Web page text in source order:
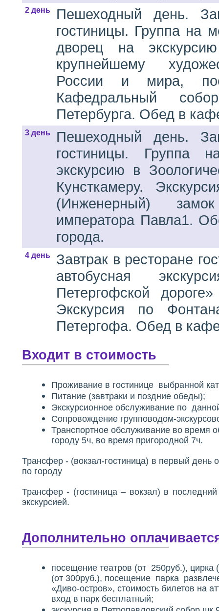
2 день
Пешеходный день.
гостиницы. Группа на
дворец на
крупнейшему
России и мира,
Кафедральный
Петербурга. Обед в
3 день
Пешеходный день.
гостиницы. Группа
экскурсию в
Кунсткамеру.
(Инженерный)
императора Павла1.
города.
4 день
Завтрак в ресторане
автобусная
Петергофской
Экскурсия по
Петергофа. Обед в
Входит в стоимость
Проживание в гостинице выбранной
Питание (завтраки и поздние обеды);
Экскурсионное обслуживание по
Сопровождение групповодом-
Транспортное обслуживание во время
городу 5ч, во время пригородной 7ч.
Трансфер - (вокзал-гостиница) в первый день
по городу
Трансфер - (гостиница – вокзал) в
экскурсией.
Дополнительно
посещение театров (от 250руб.), цирка
(от 300руб.), посещение парка
«Диво-остров», стоимость билетов на
вход в парк бесплатный;